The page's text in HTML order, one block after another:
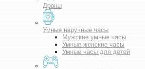
Дроны
Умные наручные часы
Мужские умные часы
Умные женские часы
Умные часы для детей